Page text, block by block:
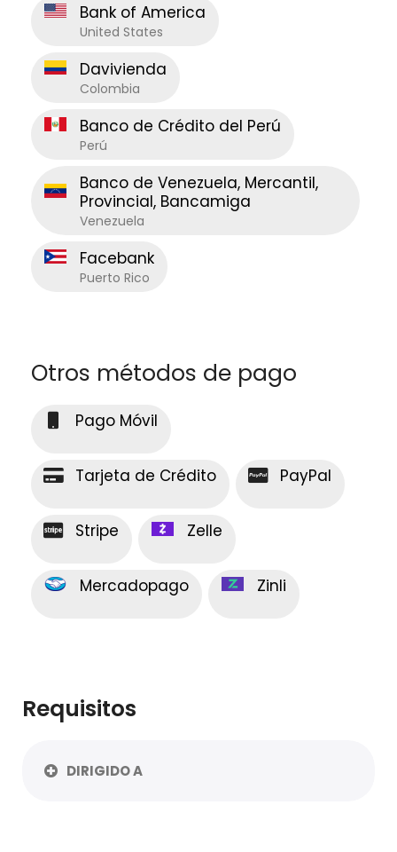
Bank of America
United States
Davivienda
Colombia
Banco de Crédito del Perú
Perú
Banco de Venezuela, Mercantil,
Provincial, Bancamiga
Venezuela
Facebank
Puerto Rico
Otros métodos de pago
Pago Móvil
Tarjeta de Crédito PayPal
Stripe Zelle
Mercadopago Zinli
Requisitos
DIRIGIDO A